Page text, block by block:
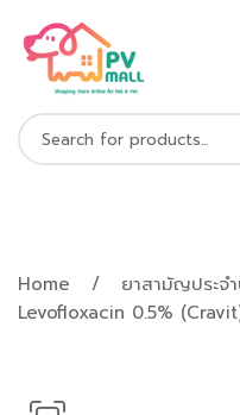
Home ยาสามัญประจ
Levofloxacin 0.5%